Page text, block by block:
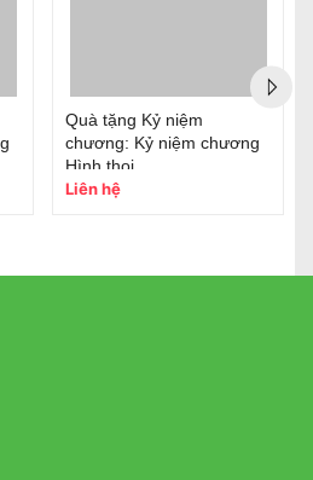
Quà tặng Kỷ niệm
chương: Kỷ niệm chương
Hình thoi
Liên hệ